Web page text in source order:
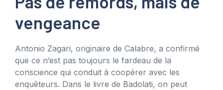
vengeance
Antonio Zagari, originaire de Calabre, a confirmé
que ce n’est pas toujours le fardeau de la
conscience qui conduit à coopérer avec les
enquêteurs. Dans le livre de Badolati, on peut